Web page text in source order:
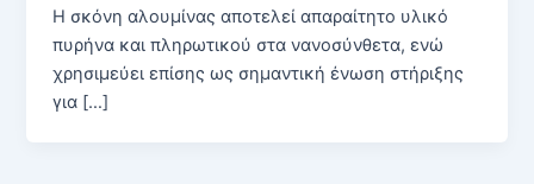
Η σκόνη αλουμίνας αποτελεί απαραίτητο υλικό
πυρήνα και πληρωτικού στα νανοσύνθετα, ενώ
χρησιμεύει επίσης ως σημαντική ένωση στήριξης
για […]